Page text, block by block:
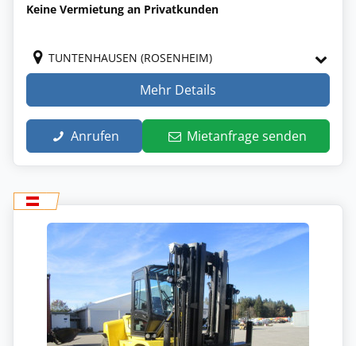
Keine Vermietung an Privatkunden
TUNTENHAUSEN (ROSENHEIM)
Mehr Details
Anrufen Mietanfrage senden